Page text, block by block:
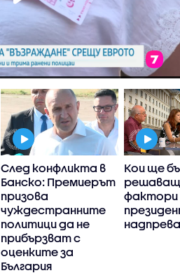
След конфликта в
Банско: Премиерът
призова
чуждестранните
политици да не
прибързват с
оценките за
България
Кои ще
фактори